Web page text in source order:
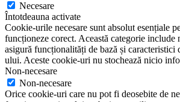
Necesare
Întotdeauna activate
Cookie-urile necesare sunt absolut esențiale
funcționeze corect. Această categorie include
asigură funcționalități de bază și caracteristici
ului. Aceste cookie-uri nu stochează nicio
Non-necesare
Non-necesare
Orice cookie-uri care nu pot fi deosebite de